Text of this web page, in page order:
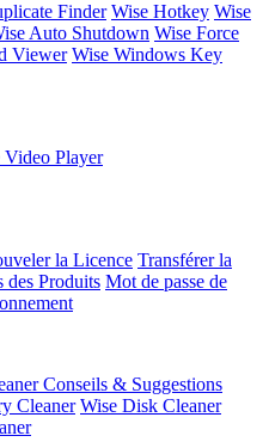
Finder Wise Hotkey Wise
Auto Shutdown Wise Force
Viewer Wise Windows Key
Video Player
la Licence Transférer la
des Produits Mot de passe de
Conseils & Suggestions
Cleaner Wise Disk Cleaner